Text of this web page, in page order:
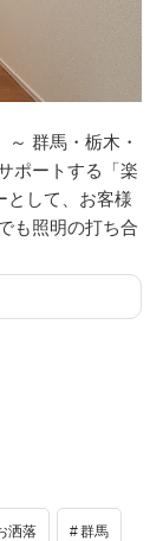
群馬・栃木・
ポートする「楽
して、お客様
も照明の打ち合
洒落 群馬